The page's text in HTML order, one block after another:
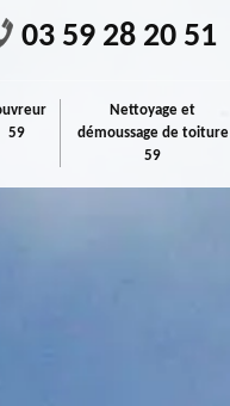
03 59 28 20 51
59
Nettoyage et
démoussage de toiture
59